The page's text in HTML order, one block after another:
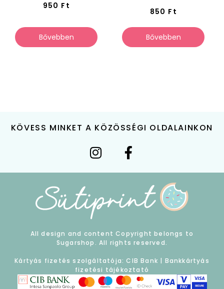
950 Ft
Bővebben
850 Ft
Bővebben
KÖVESS MINKET A KÖZÖSSÉGI OLDALAINKON
All design and content Copyright belongs to
Sugarshop. All rights reserved.
Kártyás fizetés szolgáltatója: CIB Bank | Bankkártyás
fizetési tájékoztató